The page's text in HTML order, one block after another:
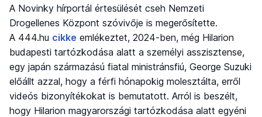
A Novinky hírportál értesülését cseh Nemzeti
Drogellenes Központ szóvivője is megerősítette.
A 444.hu cikke emlékeztet, 2024-ben, még Hilarion
budapesti tartózkodása alatt a személyi asszisztense,
egy japán származású fiatal ministránsfiú, George Suzuki
előállt azzal, hogy a férfi hónapokig molesztálta, erről
videós bizonyítékokat is bemutatott. Arról is beszélt,
hogy Hilarion magyarországi tartózkodása alatt egyéni